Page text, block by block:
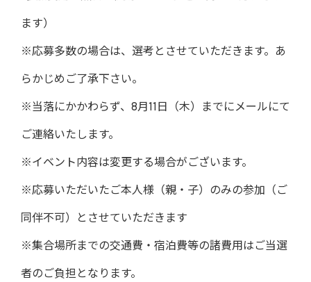
ます）
※応募多数の場合は、選考とさせていただきます。あ
らかじめご了承下さい。
※当落にかかわらず、8月11日（木）までにメールにて
ご連絡いたします。
※イベント内容は変更する場合がございます。
※応募いただいたご本人様（親・子）のみの参加（ご
同伴不可）とさせていただきます
※集合場所までの交通費・宿泊費等の諸費用はご当選
者のご負担となります。